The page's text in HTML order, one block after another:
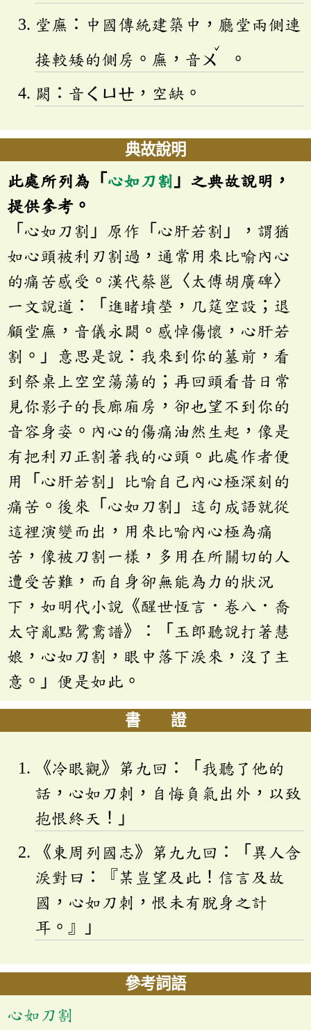
堂廡：中國傳統建築中，廳堂兩側連
接較矮的側房。廡，音 ㄨ
ˇ
。
闕：音 ㄑㄩㄝ ，空缺。
典故說明
此處所列為「 心如刀割 」之典故說明，
提供參考。
「心如刀割」原作「心肝若割」，謂猶
如心頭被利刃割過，通常用來比喻內心
的痛苦感受。漢代蔡邕〈太傅胡廣碑〉
一文說道：「進睹墳塋，几筵空設；退
顧堂廡，音儀永闕。感悼傷懷，心肝若
割。」意思是說：我來到你的墓前，看
到祭桌上空空蕩蕩的；再回頭看昔日常
見你影子的長廊廂房，卻也望不到你的
音容身姿。內心的傷痛油然生起，像是
有把利刃正割著我的心頭。此處作者便
用「心肝若割」比喻自己內心極深刻的
痛苦。後來「心如刀割」這句成語就從
這裡演變而出，用來比喻內心極為痛
苦，像被刀割一樣，多用在所關切的人
遭受苦難，而自身卻無能為力的狀況
下，如明代小說《醒世恆言．卷八．喬
太守亂點鴛鴦譜》：「玉郎聽說打著慧
娘，心如刀割，眼中落下淚來，沒了主
意。」便是如此。
書 證
《冷眼觀》第九回：「我聽了他的
話，心如刀刺，自悔負氣出外，以致
抱恨終天！」
《東周列國志》第九九回：「異人含
淚對曰：『某豈望及此！信言及故
國，心如刀刺，恨未有脫身之計
耳。』」
參考詞語
心如刀割